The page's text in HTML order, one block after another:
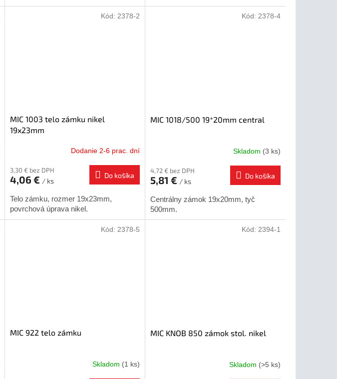
MIC 1003 telo zámku nikel
19x23mm
Dodanie 2-6 prac. dní
3,30 € bez DPH
4,06 € / ks
Do košíka
Telo zámku, rozmer 19x23mm,
povrchová úprava nikel.
Kód: 2378-2
MIC 1018/500 19*20mm central
Skladom (3 ks)
4,72 € bez DPH
5,81 € / ks
Do košíka
Centrálny zámok 19x20mm, tyč
500mm.
Kód: 2378-4
MIC 922 telo zámku
Skladom (1 ks)
Kód: 2378-5
MIC KNOB 850 zámok stol. nikel
Skladom (>5 ks)
Kód: 2394-1